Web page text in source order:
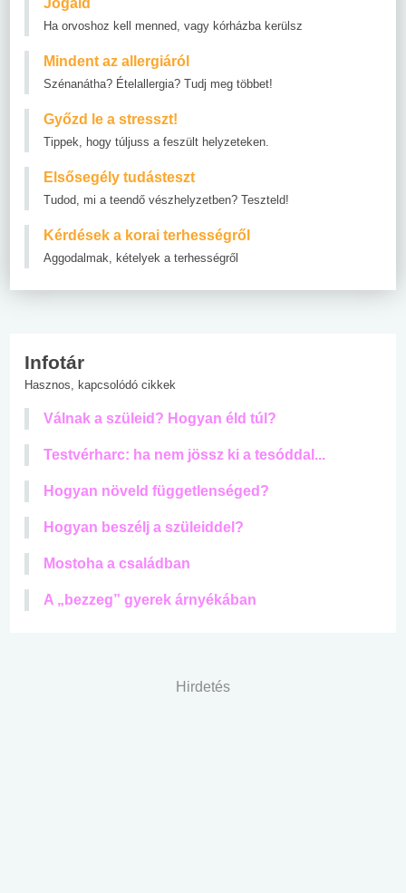
Ha orvoshoz kell menned, vagy kórházba kerülsz
Mindent az allergiáról
Szénanátha? Ételallergia? Tudj meg többet!
Győzd le a stresszt!
Tippek, hogy túljuss a feszült helyzeteken.
Elsősegély tudásteszt
Tudod, mi a teendő vészhelyzetben? Teszteld!
Kérdések a korai terhességről
Aggodalmak, kételyek a terhességről
Infotár
Hasznos, kapcsolódó cikkek
Válnak a szüleid? Hogyan éld túl?
Testvérharc: ha nem jössz ki a tesóddal...
Hogyan növeld függetlenséged?
Hogyan beszélj a szüleiddel?
Mostoha a családban
A „bezzeg” gyerek árnyékában
Hirdetés